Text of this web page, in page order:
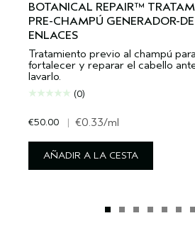
BOTANICAL REPAIR™
PRE-CHAMPÚ GENERADOR-DE
ENLACES
Tratamiento previo al champú para
fortalecer y reparar el cabello
lavarlo.
(0)
€50.00 | €0.33/ml
AÑADIR A LA CESTA